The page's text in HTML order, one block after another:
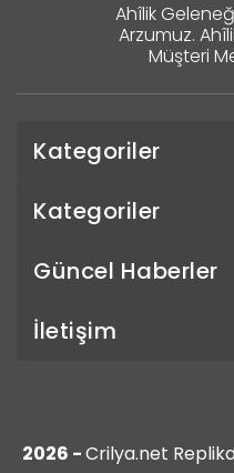
Ahîlik
Arzumuz.
Müşteri
Kategoriler
Kategoriler
Güncel Haberler
İletişim
2026 -Crilya.net